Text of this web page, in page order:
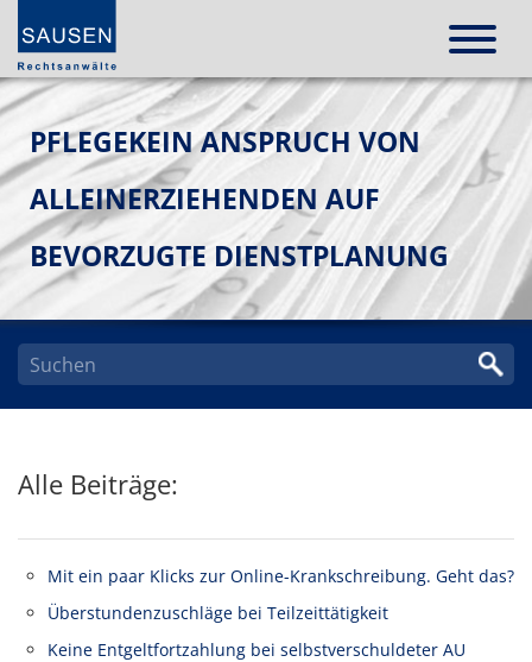
PFLEGEKEIN ANSPRUCH VON
ALLEINERZIEHENDEN AUF
BEVORZUGTE DIENSTPLANUNG
Alle Beiträge:
Mit ein paar Klicks zur Online-Krankschreibung. Geht das?
Überstundenzuschläge bei Teilzeittätigkeit
Keine Entgeltfortzahlung bei selbstverschuldeter AU